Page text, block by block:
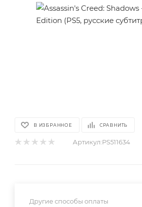
В ИЗБРАННОЕ СРАВНИТЬ
Артикул:PS511634
Другие способы оплаты